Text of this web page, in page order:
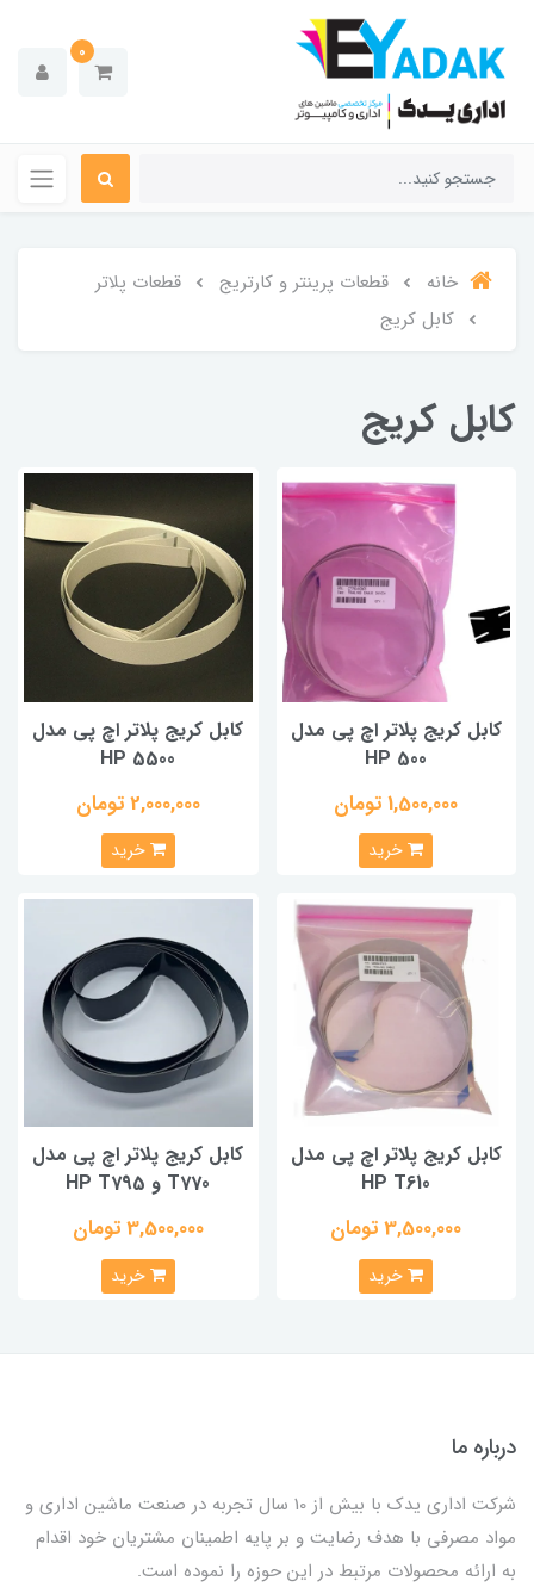
0
خانه قطعات پرینتر و کارتریج
قطعات پلاتر
کابل کریج
کابل کریج
کابل کریج پلاتر اچ پی مدل
HP 500
1,500,000 تومان
خرید
کابل کریج پلاتر اچ پی مدل
HP 5500
2,000,000 تومان
خرید
کابل کریج پلاتر اچ پی مدل
HP T610
3,500,000 تومان
خرید
کابل کریج پلاتر اچ پی مدل
T770 و HP T795
3,500,000 تومان
خرید
درباره ما
شرکت اداری یدک با بیش از 10 سال تجربه در صنعت ماشین اداری و
مواد مصرفی با هدف رضایت و بر پایه اطمینان مشتریان خود اقدام
به ارائه محصولات مرتبط در این حوزه را نموده است.